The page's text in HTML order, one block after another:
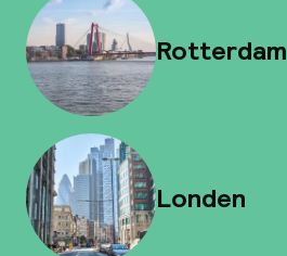
Rotterdam
Londen